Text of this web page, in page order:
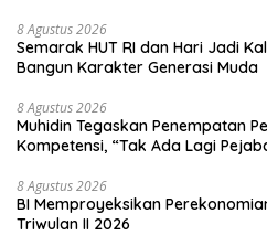
8 Agustus 2026
Semarak HUT RI dan Hari Jadi
Bangun Karakter Generasi Muda
8 Agustus 2026
Muhidin Tegaskan Penempatan
Kompetensi, “Tak Ada Lagi
8 Agustus 2026
BI Memproyeksikan
Triwulan II 2026